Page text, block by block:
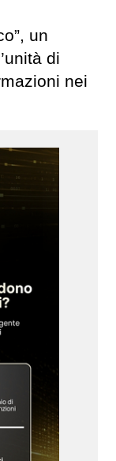
un
di
nei